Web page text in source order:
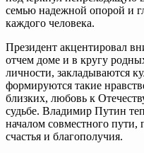
семью надежной опорой и
каждого человека.
Президент акцентировал
отчем доме и в кругу
личности, закладываются
формируются такие
близких, любовь к
судьбе. Владимир Путин
началом совместного
счастья и благополучия.